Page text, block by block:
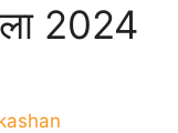
2024